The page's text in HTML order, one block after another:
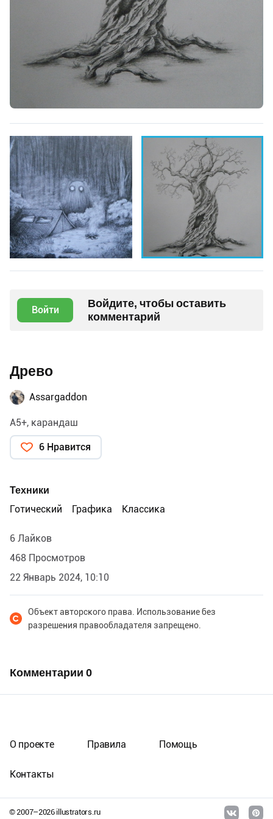
Войти
Войдите, чтобы оставить
комментарий
Древо
Assargaddon
А5+, карандаш
6 Нравится
Техники
Готический
Графика Классика
6 Лайков
468 Просмотров
22 Январь 2024, 10:10
Объект авторского права. Использование без
разрешения правообладателя запрещено.
Комментарии 0
© 2007–2026illustrators.ru
О проекте Правила Помощь
Контакты